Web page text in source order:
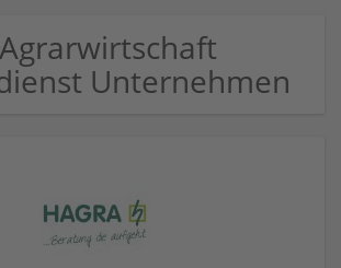
Unternehmen